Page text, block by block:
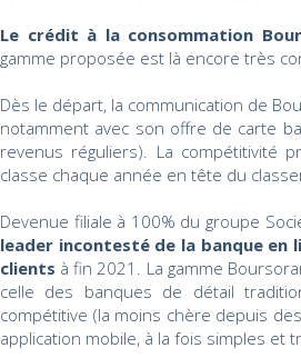
Le crédit à la consommation
gamme proposée est là encore très
Dès le départ, la communication de
notamment avec son offre de carte
revenus réguliers). La compétitivité
classe chaque année en tête du
Devenue filiale à 100% du groupe
leader incontesté de la banque en
clients à fin 2021. La gamme
celle des banques de détail
compétitive (la moins chère depuis
application mobile, à la fois simples et